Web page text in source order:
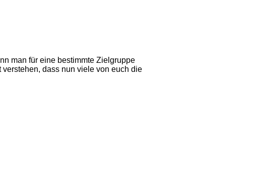
man für eine bestimmte Zielgruppe
dass nun viele von euch die